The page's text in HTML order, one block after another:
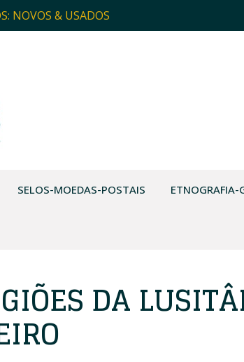
NOVOS & USADOS
SELOS-MOEDAS-POSTAIS ETNOGRAFIA-
DA